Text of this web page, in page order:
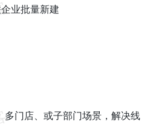
业批量新建
多门店、或子部门场景，解决线